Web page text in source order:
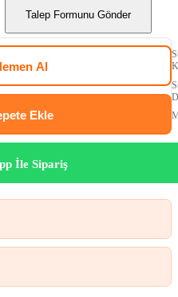
Talep Formunu Gönder
Al
Ekle
İle Sipariş